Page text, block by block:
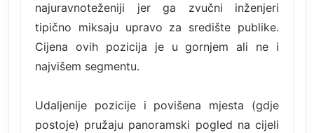
najuravnoteženiji jer ga zvučni inženjeri
tipično miksaju upravo za središte publike.
Cijena ovih pozicija je u gornjem ali ne i
najvišem segmentu.
Udaljenije pozicije i povišena mjesta (gdje
postoje) pružaju panoramski pogled na cijeli